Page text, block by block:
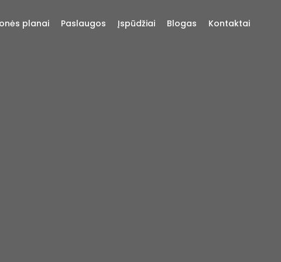
planai Paslaugos Įspūdžiai Blogas Kontaktai